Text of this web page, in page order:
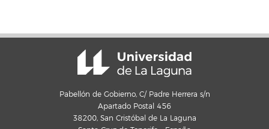
Pabellón de Gobierno, C/ Padre Herrera s/n
Apartado Postal 456
38200, San Cristóbal de La Laguna